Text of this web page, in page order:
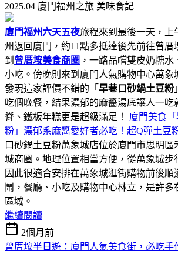
2025.04 廈門福州之旅 美味食記
廈門福州六天五夜旅程來到最後一天，上
州返回廈門，約11點多抵達後先前往曾厝
到 曾厝垵美食商圈 ，一路品嚐雙皮奶糖
小吃。傍晚則來到廈門人氣購物中心萬象
發現這家評價不錯的「 早巷口砂鍋土豆粉
吃個晚餐，結果濃郁的麻醬湯底讓人一吃
脊、鐵板年糕更是超級滿足！ 廈門美食
粉」濃郁系麻醬愛好者必吃！超Q彈土豆
口砂鍋土豆粉萬象城店位於廈門市思明區
城商圈。地理位置相當方便，從萬象城步
因此很適合安排在萬象城逛街購物前後順
鬧，餐廳、小吃及購物中心林立，是許多
區域。
繼續閱讀
2個月前
曾厝垵半日遊：廈門人氣美食街，必吃手